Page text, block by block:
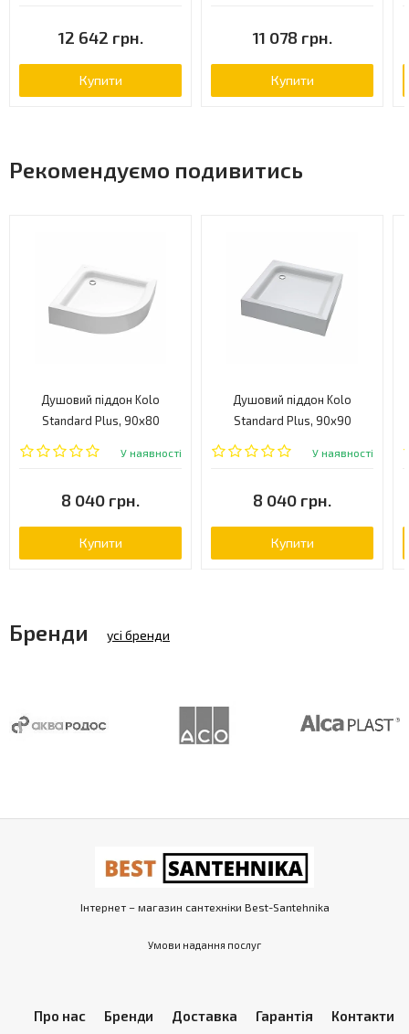
12 642 грн.
Купити
11 078 грн.
Купити
Рекомендуємо подивитись
Душовий піддон Kolo
Standard Plus, 90x80
(XBN1490000)
У наявності
8 040 грн.
Купити
Душовий піддон Kolo
Standard Plus, 90x90
(XBK1490000)
У наявності
8 040 грн.
Купити
Бренди усі бренди
Інтернет – магазин сантехніки Best-Santehnika
Умови надання послуг
Про нас Бренди Доставка Гарантія Контакти